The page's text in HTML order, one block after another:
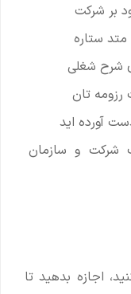
ستاره
شرح شغلی
رزومه تان
آورده اید
شرکت و سازمان
اجازه بدهید تا